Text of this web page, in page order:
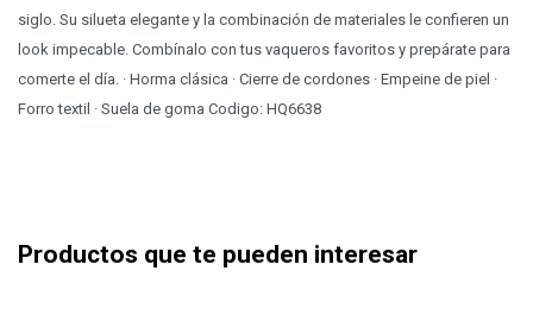
siglo. Su silueta elegante y la combinación de materiales le confieren un
look impecable. Combínalo con tus vaqueros favoritos y prepárate para
comerte el día. · Horma clásica · Cierre de cordones · Empeine de piel ·
Forro textil · Suela de goma Codigo: HQ6638
Productos que te pueden interesar